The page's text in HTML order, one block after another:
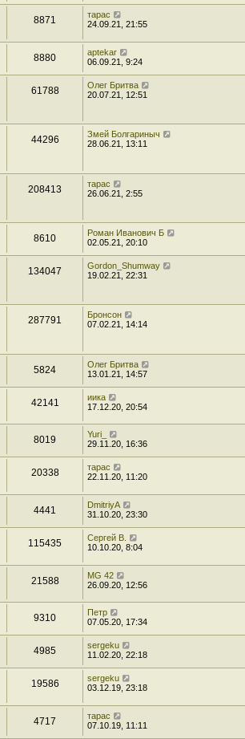
8871
тарас
24.09.21, 21:55
8880
aptekar
06.09.21, 9:24
61788
Олег Бритва
20.07.21, 12:51
44296
Змей Болгариныч
28.06.21, 13:11
208413
тарас
26.06.21, 2:55
8610
Роман Иванович Б
02.05.21, 20:10
134047
Gordon_Shumway
19.02.21, 22:31
287791
Бронсон
07.02.21, 14:14
5824
Олег Бритва
13.01.21, 14:57
42141
иика
17.12.20, 20:54
8019
Yuri_
29.11.20, 16:36
20338
тарас
22.11.20, 11:20
4441
DmitriyA
31.10.20, 23:30
115435
Сергей В.
10.10.20, 8:04
21588
MG 42
26.09.20, 12:56
9310
Пeтp
07.05.20, 17:34
4985
sergeku
11.02.20, 22:18
19586
sergeku
03.12.19, 23:18
4717
тарас
07.10.19, 11:11